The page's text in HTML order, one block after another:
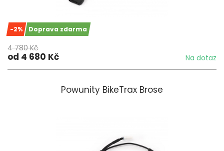
-2% Doprava zdarma
4 780 Kč
od 4 680 Kč Na dotaz
Powunity BikeTrax Brose